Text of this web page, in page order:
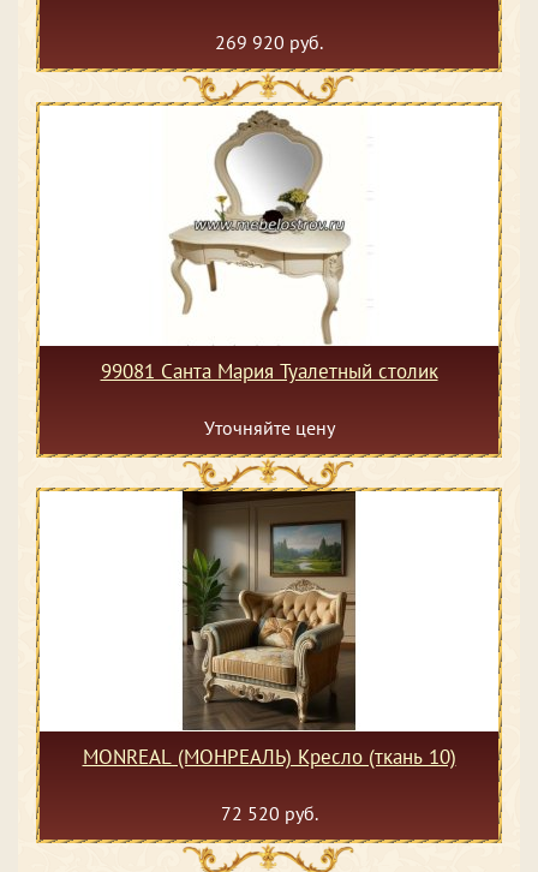
269 920 руб.
99081 Санта Мария Туалетный столик
Уточняйте цену
MONREAL (МОНРЕАЛЬ) Кресло (ткань 10)
72 520 руб.